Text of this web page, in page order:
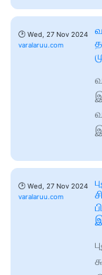
🕑 Wed, 27 Nov 2024
varalaruu.com
🕑 Wed, 27 Nov 2024
varalaruu.com